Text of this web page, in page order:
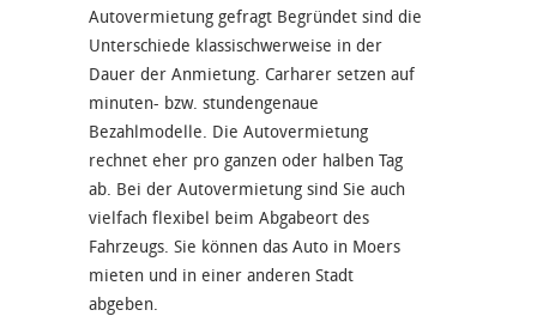
Autovermietung gefragt Begründet sind die
Unterschiede klassischwerweise in der
Dauer der Anmietung. Carharer setzen auf
minuten- bzw. stundengenaue
Bezahlmodelle. Die Autovermietung
rechnet eher pro ganzen oder halben Tag
ab. Bei der Autovermietung sind Sie auch
vielfach flexibel beim Abgabeort des
Fahrzeugs. Sie können das Auto in Moers
mieten und in einer anderen Stadt
abgeben.